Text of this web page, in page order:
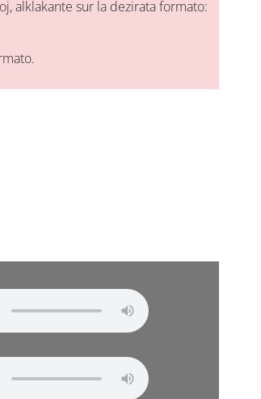
alklakante sur la dezirata formato: